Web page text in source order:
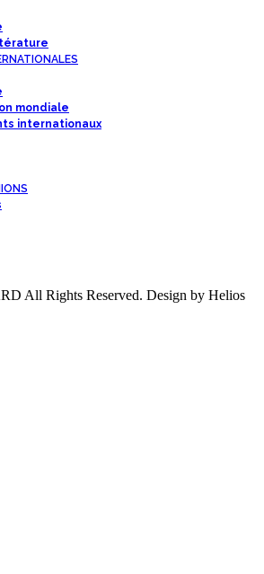
mondiale
internationaux
All Rights Reserved. Design by Helios